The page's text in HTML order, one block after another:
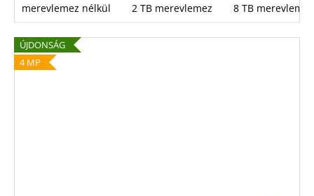
merevlemez nélkül 2 TB merevlemez 8 TB merevlemez
ÚJDONSÁG
4 MP